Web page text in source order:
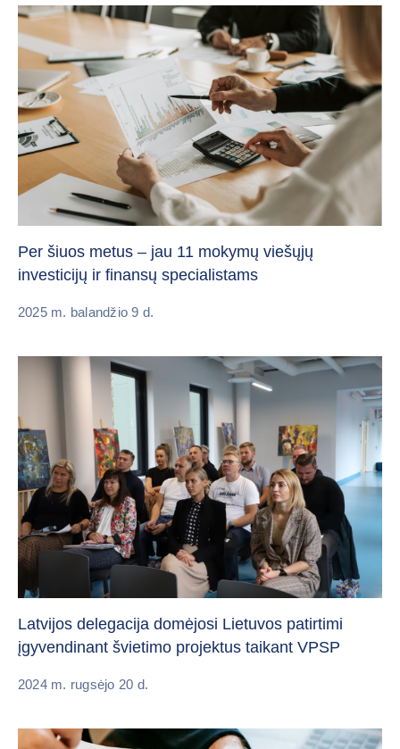
Per šiuos metus – jau 11 mokymų viešųjų
investicijų ir finansų specialistams
2025 m. balandžio 9 d.
Latvijos delegacija domėjosi Lietuvos patirtimi
įgyvendinant švietimo projektus taikant VPSP
2024 m. rugsėjo 20 d.